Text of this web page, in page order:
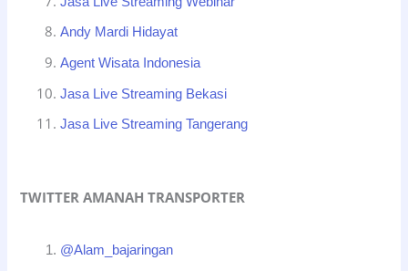
Andy Mardi Hidayat
Agent Wisata Indonesia
Jasa Live Streaming Bekasi
Jasa Live Streaming Tangerang
TWITTER AMANAH TRANSPORTER
@Alam_bajaringan